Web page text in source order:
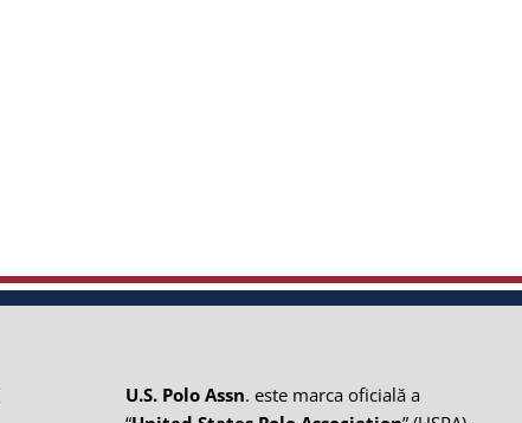
U.S. Polo Assn. este marca oficială a